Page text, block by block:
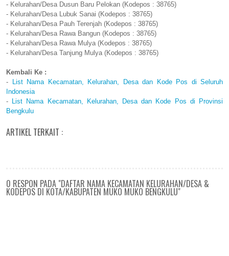
- Kelurahan/Desa Dusun Baru Pelokan (Kodepos : 38765)
- Kelurahan/Desa Lubuk Sanai (Kodepos : 38765)
- Kelurahan/Desa Pauh Terenjah (Kodepos : 38765)
- Kelurahan/Desa Rawa Bangun (Kodepos : 38765)
- Kelurahan/Desa Rawa Mulya (Kodepos : 38765)
- Kelurahan/Desa Tanjung Mulya (Kodepos : 38765)
Kembali Ke :
-
List Nama Kecamatan, Kelurahan, Desa dan Kode Pos di Seluruh
Indonesia
- List Nama Kecamatan, Kelurahan, Desa dan Kode Pos di Provinsi
Bengkulu
ARTIKEL TERKAIT :
0 RESPON PADA "DAFTAR NAMA KECAMATAN KELURAHAN/DESA &
KODEPOS DI KOTA/KABUPATEN MUKO MUKO BENGKULU"